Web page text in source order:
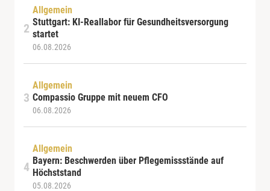
Allgemein
Stuttgart: KI-Reallabor für Gesundheitsversorgung
startet
06.08.2026
Allgemein
Compassio Gruppe mit neuem CFO
06.08.2026
Allgemein
Bayern: Beschwerden über Pflegemissstände auf
Höchststand
05.08.2026